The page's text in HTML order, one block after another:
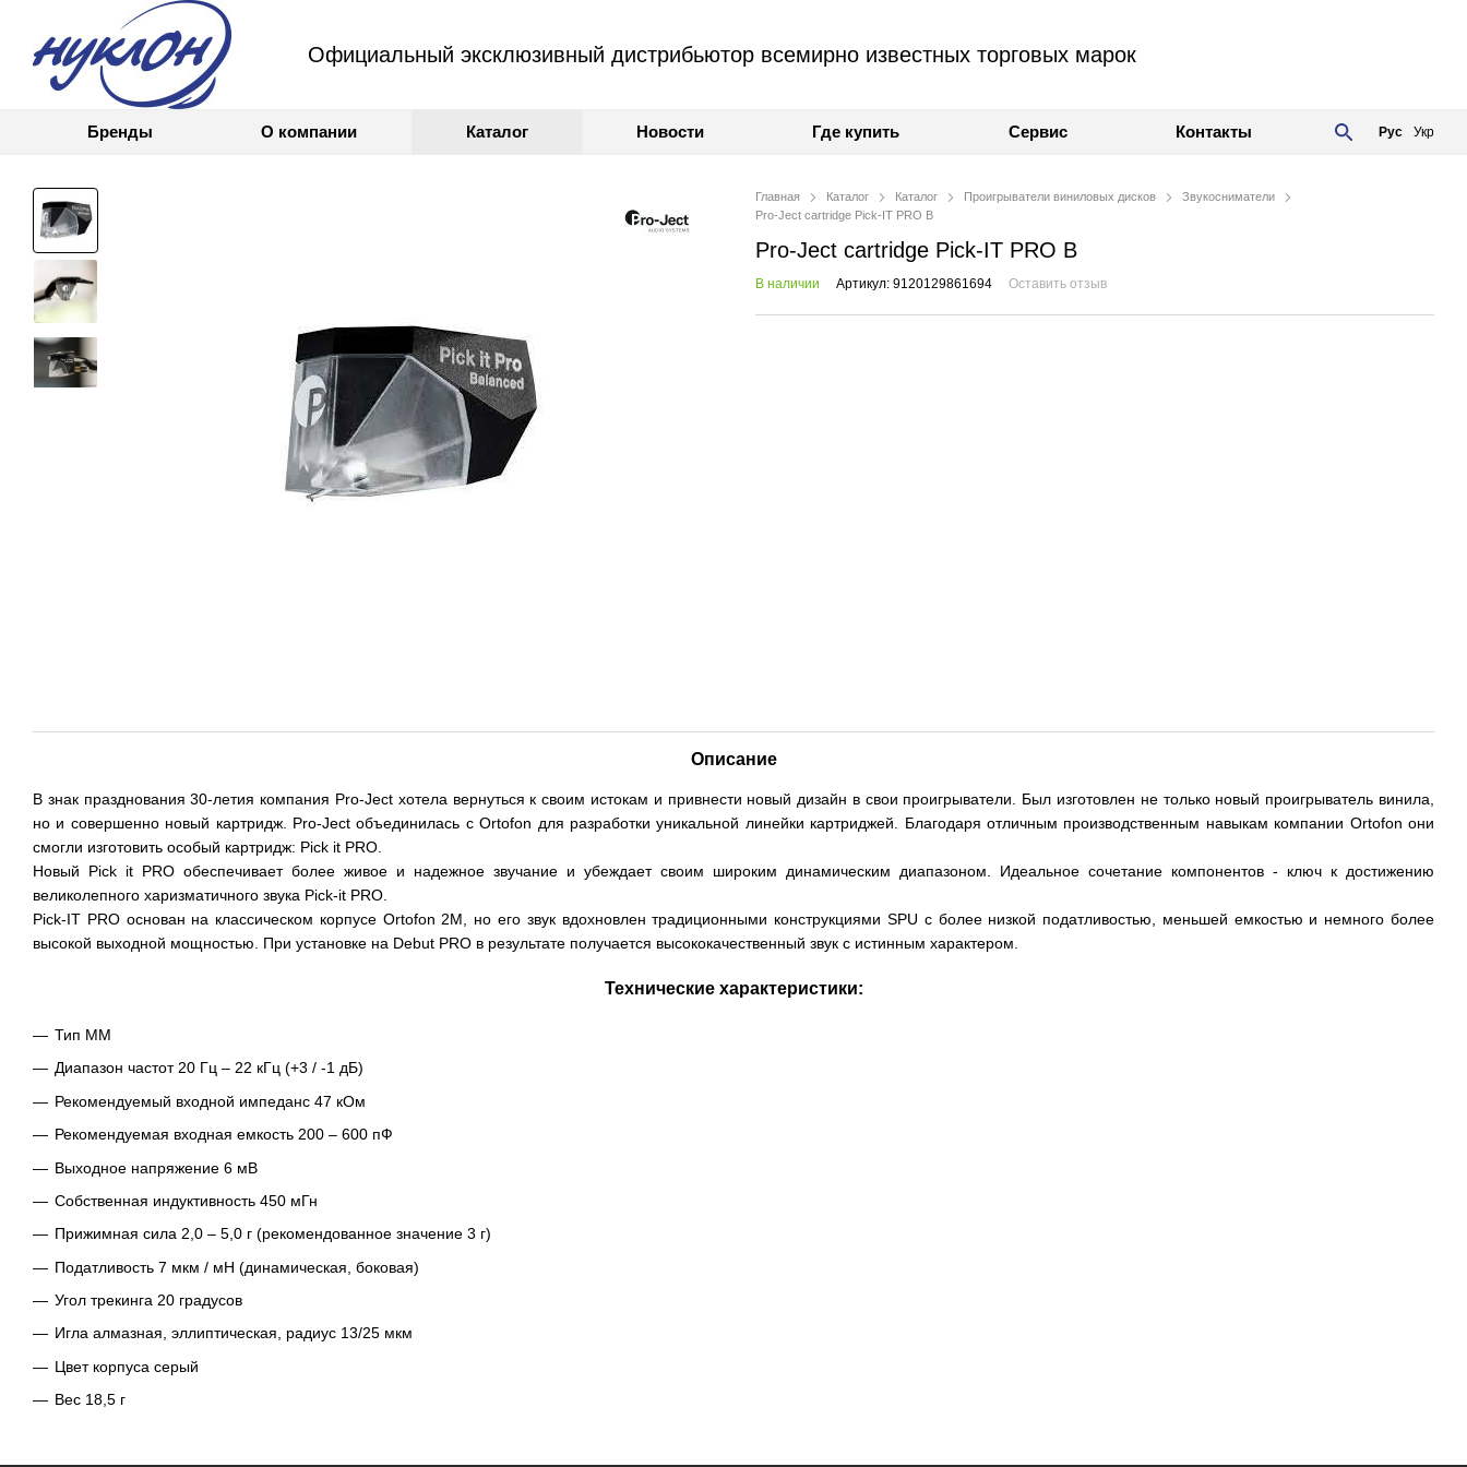
Официальный эксклюзивный дистрибьютор всемирно известных торговых марок
Бренды О компании Каталог Новости Где купить Сервис Контакты Рус Укр
Главная Каталог Каталог Проигрыватели виниловых дисков
Звукосниматели
Pro-Ject cartridge Pick-IT PRO B
Pro-Ject cartridge Pick-IT PRO B
В наличии Артикул: 9120129861694 Оставить отзыв
Описание
В знак празднования 30-летия компания Pro-Ject хотела вернуться к своим истокам и привнести новый дизайн в свои проигрыватели. Был изготовлен не только новый проигрыватель винила,
но и совершенно новый картридж. Pro-Ject объединилась с Ortofon для разработки уникальной линейки картриджей. Благодаря отличным производственным навыкам компании Ortofon они
смогли изготовить особый картридж: Pick it PRO.
Новый Pick it PRO обеспечивает более живое и надежное звучание и убеждает своим широким динамическим диапазоном. Идеальное сочетание компонентов - ключ к достижению
великолепного харизматичного звука Pick-it PRO.
Pick-IT PRO основан на классическом корпусе Ortofon 2M, но его звук вдохновлен традиционными конструкциями SPU с более низкой податливостью, меньшей емкостью и немного более
высокой выходной мощностью. При установке на Debut PRO в результате получается высококачественный звук с истинным характером.
Технические характеристики:
Тип MМ
Диапазон частот 20 Гц – 22 кГц (+3 / -1 дБ)
Рекомендуемый входной импеданс 47 кОм
Рекомендуемая входная емкость 200 – 600 пФ
Выходное напряжение 6 мВ
Собственная индуктивность 450 мГн
Прижимная сила 2,0 – 5,0 г (рекомендованное значение 3 г)
Податливость 7 мкм / мН (динамическая, боковая)
Угол трекинга 20 градусов
Игла алмазная, эллиптическая, радиус 13/25 мкм
Цвет корпуса серый
Вес 18,5 г